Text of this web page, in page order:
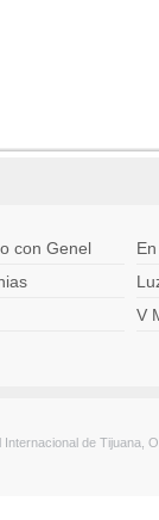
con Genel
V
de Tijuana,